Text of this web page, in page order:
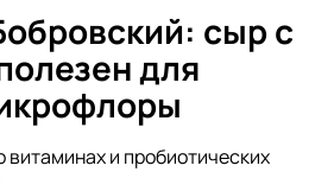
сыр с
для
витаминах и пробиотических